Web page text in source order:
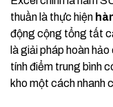
thuần là thực hiện
động cộng tổng tất
là giải pháp hoàn
tính điểm trung bình
kho một cách nhanh